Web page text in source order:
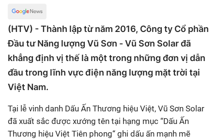
(HTV) - Thành lập từ năm 2016, Công ty Cổ phần
Đầu tư Năng lượng Vũ Sơn - Vũ Sơn Solar đã
khẳng định vị thế là một trong những đơn vị dẫn
đầu trong lĩnh vực điện năng lượng mặt trời tại
Việt Nam.
Tại lễ vinh danh Dấu Ấn Thương hiệu Việt, Vũ Sơn Solar
đã xuất sắc được xướng tên tại hạng mục “Dấu Ấn
Thương hiệu Việt Tiên phong“ ghi dấu ấn mạnh mẽ